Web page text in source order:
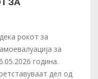
рокот за
за
година.
дел од